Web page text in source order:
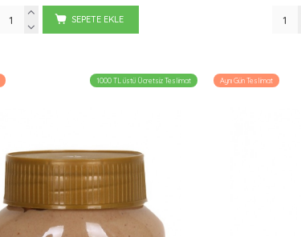
SEPETE EKLE
1000 TL üstü Ücretsiz Teslimat Aynı Gün Teslimat